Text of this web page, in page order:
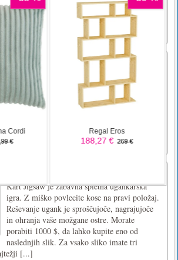
in povlecite premešane kose v pravi položaj,
da dobite sliko retro avtomobila.Z miško ali
tapnite zaslon, da povlečete koščke slike.
Twitchpack
Preživite napad meteorita v tej leteči igri v
starem slogu! Vodite svoj raketni paket in
nabirajte kovance in predmete na nebu,
medtem ko poskušate preprečiti, da bi
kovancev, medtem ko se dvigate visoko na
o [...]
Kart Jigsaw je zabavna spletna ugankarska
igra. Z miško povlecite kose na pravi položaj.
Reševanje ugank je sproščujoče, nagrajujoče
in ohranja vaše možgane ostre. Morate
porabiti 1000 $, da lahko kupite eno od
naslednjih slik. Za vsako sliko imate tri
[...]